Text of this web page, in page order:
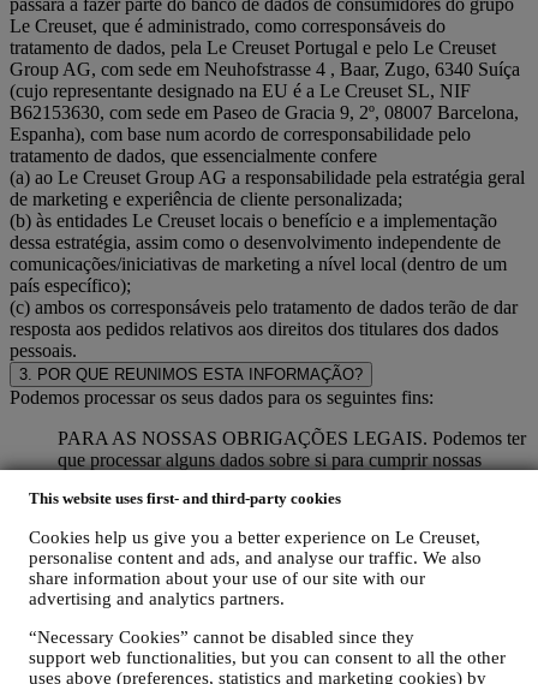
This website uses first- and third-party cookies
Cookies help us give you a better experience on Le Creuset,
personalise content and ads, and analyse our traffic. We also
share information about your use of our site with our
advertising and analytics partners.
“Necessary Cookies” cannot be disabled since they
support web functionalities, but you can consent to all the other
uses above (preferences, statistics and marketing cookies) by
Le Creuset, que é administrado, como corresponsáveis do
tratamento de dados, pela Le Creuset Portugal e pelo Le Creuset
Group AG, com sede em Neuhofstrasse 4 , Baar, Zugo, 6340 Suíça
(cujo representante designado na EU é a Le Creuset SL, NIF
B62153630, com sede em Paseo de Gracia 9, 2º, 08007 Barcelona,
Espanha), com base num acordo de corresponsabilidade pelo
tratamento de dados, que essencialmente confere
(a) ao Le Creuset Group AG a responsabilidade pela estratégia geral
de marketing e experiência de cliente personalizada;
(b) às entidades Le Creuset locais o benefício e a implementação
dessa estratégia, assim como o desenvolvimento independente de
comunicações/iniciativas de marketing a nível local (dentro de um
país específico);
(c) ambos os corresponsáveis pelo tratamento de dados terão de dar
resposta aos pedidos relativos aos direitos dos titulares dos dados
pessoais.
3. POR QUE REUNIMOS ESTA INFORMAÇÃO?
Podemos processar os seus dados para os seguintes fins:
PARA AS NOSSAS OBRIGAÇÕES LEGAIS. Podemos ter
que processar alguns dados sobre si para cumprir nossas
das autoridades.
seus dados para criar uma conta Le Creuset que lhe dará
acesso a uma série de vantagens dedicadas a usuários
registrados, para aproveitar melhor os nossos serviços, como
check-out mais rápido, guardar vários endereços de entrega,
visualizar e acompanhar pedidos. Esta atividade de
processamento é necessária pois permite-nos fornecer-lhe
estes depois de se tornar titular de uma conta Le Creuset.